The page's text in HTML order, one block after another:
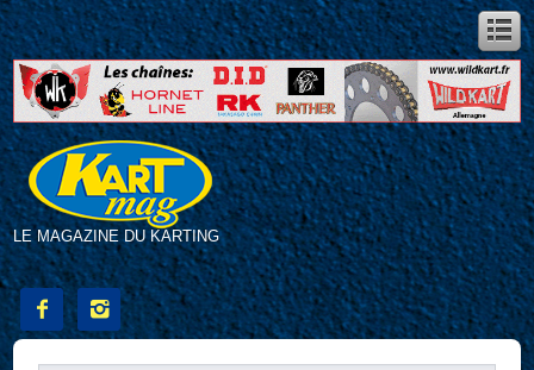
LE MAGAZINE DU KARTING
 